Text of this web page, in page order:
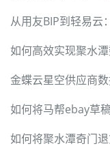
从用友BIP到轻易云
如何高效实现聚水
金蝶云星空供应商
如何将马帮ebay草
如何将聚水潭奇门